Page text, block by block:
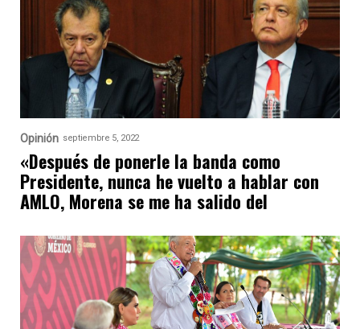
Opinión septiembre 5, 2022
«Después de ponerle la banda como
Presidente, nunca he vuelto a hablar con
AMLO, Morena se me ha salido del